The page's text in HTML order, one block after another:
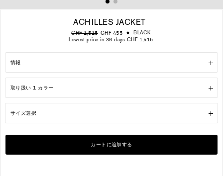
ACHILLES JACKET
通
常
価
格
販
売
価
格
CHF 1,515 CHF 455
BLACK
Lowest price in 30 days CHF 1,515
情報
取り扱い 1 カラー
サイズ選択
カートに追加する